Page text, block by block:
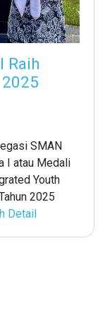
Raih
SMAN
I atau Medali
Youth
2025
Detail